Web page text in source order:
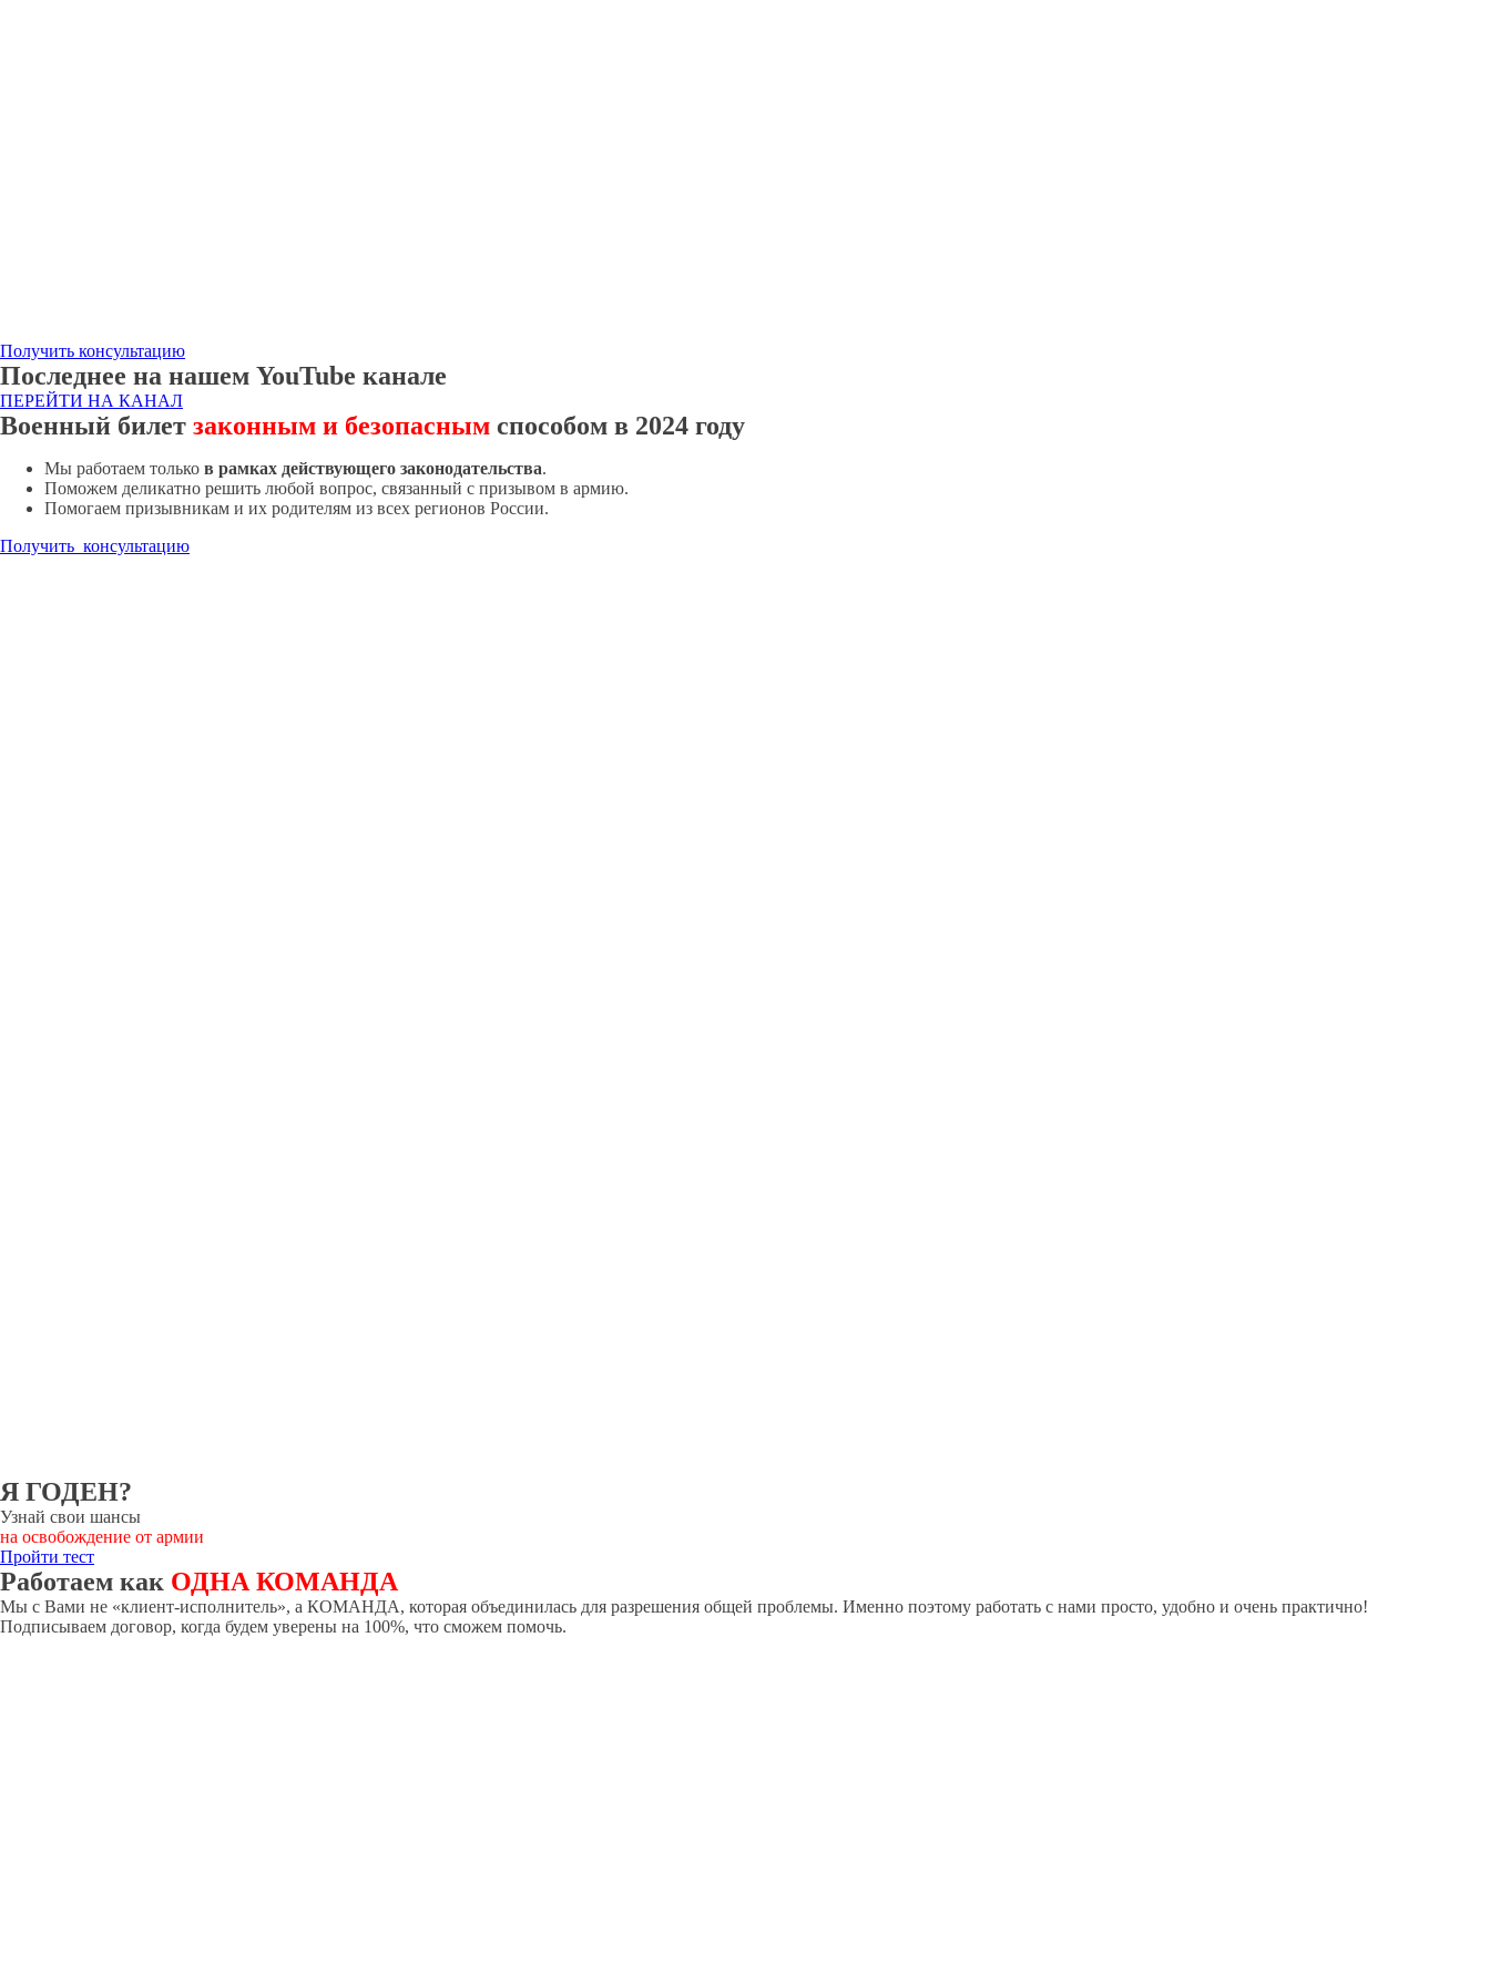
Получить консультацию
Последнее на нашем YouTube канале
ПЕРЕЙТИ НА КАНАЛ
Военный билет законным и безопасным способом в 2024 году
Мы работаем только в рамках действующего законодательства.
Поможем деликатно решить любой вопрос, связанный с призывом в армию.
Помогаем призывникам и их родителям из всех регионов России.
Получить консультацию
Я ГОДЕН?
Узнай свои шансы
на освобождение от армии
Пройти тест
Работаем как ОДНА КОМАНДА
Мы с Вами не «клиент-исполнитель», а КОМАНДА, которая объединилась для разрешения общей проблемы. Именно поэтому работать с нами просто, удобно и очень практично!
Подписываем договор, когда будем уверены на 100%, что сможем помочь.